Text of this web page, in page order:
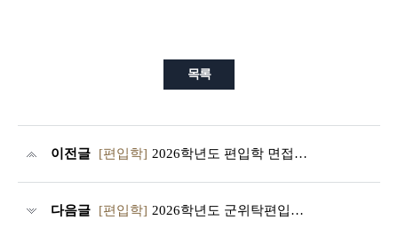
목록
이전글 [편입학] 2026학년도 편입학 면접고사 안내
다음글 [편입학] 2026학년도 군위탁편입학 의과대학 적성·인성 면접고사 안내